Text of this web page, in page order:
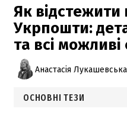
Як відстежити
Укрпошти:
та всі
Анастасія Лукашевська
ОСНОВНІ ТЕЗИ